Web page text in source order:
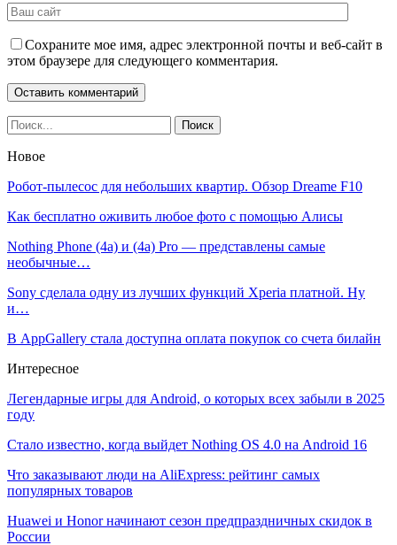
Сохраните мое имя, адрес электронной почты и веб-сайт в
этом браузере для следующего комментария.
Новое
Робот-пылесос для небольших квартир. Обзор Dreame F10
Как бесплатно оживить любое фото с помощью Алисы
Nothing Phone (4a) и (4a) Pro — представлены самые
необычные…
Sony сделала одну из лучших функций Xperia платной. Ну
и…
В AppGallery стала доступна оплата покупок со счета билайн
Интересное
Легендарные игры для Android, о которых всех забыли в 2025
году
Стало известно, когда выйдет Nothing OS 4.0 на Android 16
Что заказывают люди на AliExpress: рейтинг самых
популярных товаров
Huawei и Honor начинают сезон предпраздничных скидок в
России